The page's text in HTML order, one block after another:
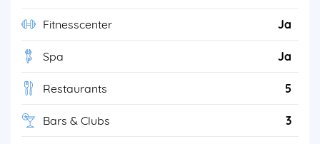
Fitnesscenter Ja
Spa Ja
Restaurants 5
Bars & Clubs 3